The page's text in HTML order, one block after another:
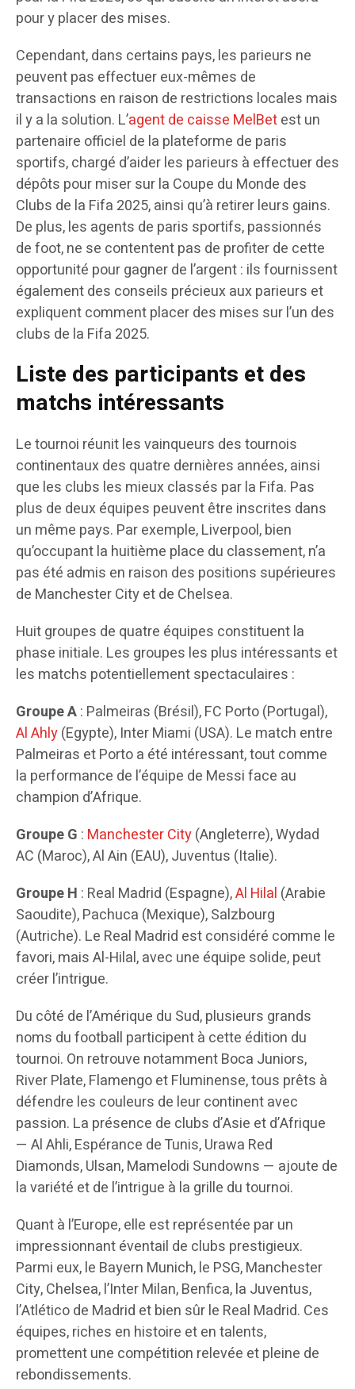
pour y placer des mises.
Cependant, dans certains pays, les parieurs ne
peuvent pas effectuer eux-mêmes de
transactions en raison de restrictions locales mais
il y a la solution. L’agent de caisse MelBetest un
partenaire officiel de la plateforme de paris
sportifs, chargé d’aider les parieurs à effectuer des
dépôts pour miser sur la Coupe du Monde des
Clubs de la Fifa 2025, ainsi qu’à retirer leurs gains.
De plus, les agents de paris sportifs, passionnés
de foot, ne se contentent pas de profiter de cette
opportunité pour gagner de l’argent : ils fournissent
également des conseils précieux aux parieurs et
expliquent comment placer des mises sur l’un des
clubs de la Fifa 2025.
Liste des participants et des
matchs intéressants
Le tournoi réunit les vainqueurs des tournois
continentaux des quatre dernières années, ainsi
que les clubs les mieux classés par la Fifa. Pas
plus de deux équipes peuvent être inscrites dans
un même pays. Par exemple, Liverpool, bien
qu’occupant la huitième place du classement, n’a
pas été admis en raison des positions supérieures
de Manchester City et de Chelsea.
Huit groupes de quatre équipes constituent la
phase initiale. Les groupes les plus intéressants et
les matchs potentiellement spectaculaires :
Groupe A: Palmeiras (Brésil), FC Porto (Portugal),
Al Ahly(Egypte), Inter Miami (USA). Le match entre
Palmeiras et Porto a été intéressant, tout comme
la performance de l’équipe de Messi face au
champion d’Afrique.
Groupe G : Manchester City(Angleterre), Wydad
AC (Maroc), Al Ain (EAU), Juventus (Italie).
Groupe H : Real Madrid (Espagne),Al Hilal (Arabie
Saoudite), Pachuca (Mexique), Salzbourg
(Autriche). Le Real Madrid est considéré comme le
favori, mais Al-Hilal, avec une équipe solide, peut
créer l’intrigue.
Du côté de l’Amérique du Sud, plusieurs grands
noms du football participent à cette édition du
tournoi. On retrouve notamment Boca Juniors,
River Plate, Flamengo et Fluminense, tous prêts à
défendre les couleurs de leur continent avec
passion. La présence de clubs d’Asie et d’Afrique
— Al Ahli, Espérance de Tunis, Urawa Red
Diamonds, Ulsan, Mamelodi Sundowns — ajoute de
la variété et de l’intrigue à la grille du tournoi.
Quant à l’Europe, elle est représentée par un
impressionnant éventail de clubs prestigieux.
Parmi eux, le Bayern Munich, le PSG, Manchester
City, Chelsea, l’Inter Milan, Benfica, la Juventus,
l’Atlético de Madrid et bien sûr le Real Madrid. Ces
équipes, riches en histoire et en talents,
promettent une compétition relevée et pleine de
rebondissements.